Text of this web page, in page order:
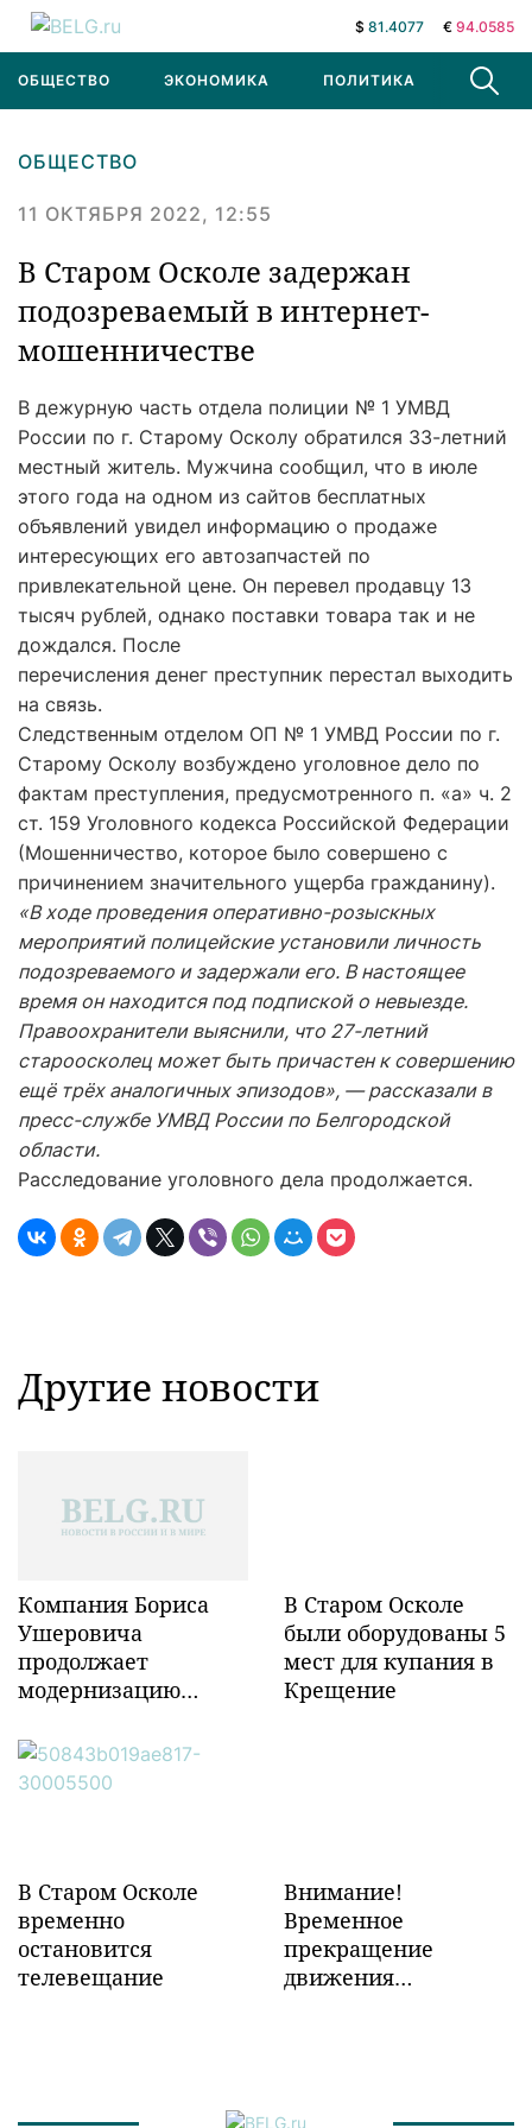
$ 81.4077 € 94.0585
ОБЩЕСТВО ЭКОНОМИКА ПОЛИТИКА В МИРЕ
ОБЩЕСТВО
11 ОКТЯБРЯ 2022, 12:55
В Старом Осколе задержан
подозреваемый в интернет-
мошенничестве
В дежурную часть отдела полиции № 1 УМВД
России по г. Старому Осколу обратился 33-летний
местный житель. Мужчина сообщил, что в июле
этого года на одном из сайтов бесплатных
объявлений увидел информацию о продаже
интересующих его автозапчастей по
привлекательной цене. Он перевел продавцу 13
тысяч рублей, однако поставки товара так и не
дождался. После
перечисления денег преступник перестал выходить
на связь.
Следственным отделом ОП № 1 УМВД России по г.
Старому Осколу возбуждено уголовное дело по
фактам преступления, предусмотренного п. «а» ч. 2
ст. 159 Уголовного кодекса Российской Федерации
(Мошенничество, которое было совершено с
причинением значительного ущерба гражданину).
«В ходе проведения оперативно-розыскных
мероприятий полицейские установили личность
подозреваемого и задержали его. В настоящее
время он находится под подпиской о невыезде.
Правоохранители выяснили, что 27-летний
староосколец может быть причастен к совершению
ещё трёх аналогичных эпизодов», — рассказали в
пресс-службе УМВД России по Белгородской
области.
Расследование уголовного дела продолжается.
Другие новости
Компания Бориса
Ушеровича
продолжает
модернизацию
инфраструктуры в
Забайкалье
В Старом Осколе
были оборудованы 5
мест для купания в
Крещение
В Старом Осколе
временно
остановится
телевещание
Внимание!
Временное
прекращение
движения